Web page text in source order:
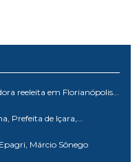
reeleita em Florianópolis...
Prefeita de Içara,...
Márcio Sônego